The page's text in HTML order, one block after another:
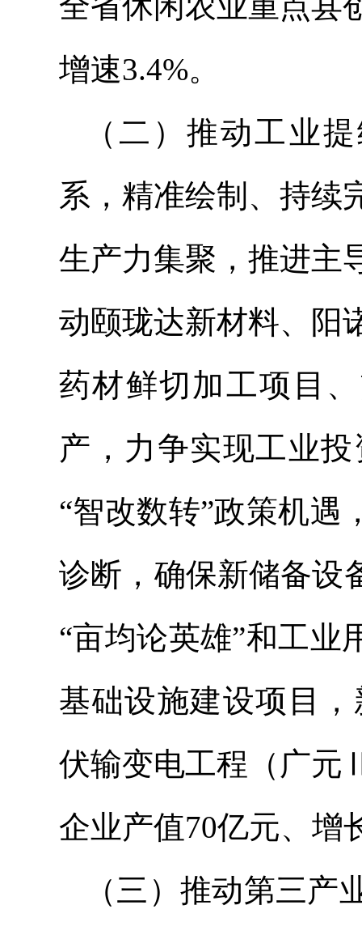
增速3.4%。
（二）推动工业
系，精准绘制、持续
生产力集聚，推进主
动颐珑达新材料、阳
药材鲜切加工项目
产，力争实现工业
“智改数转”政策机遇
诊断，确保新储备设
“亩均论英雄”和工业
基础设施建设项目
伏输变电工程（广元
企业产值70亿元、增
（三）推动第三